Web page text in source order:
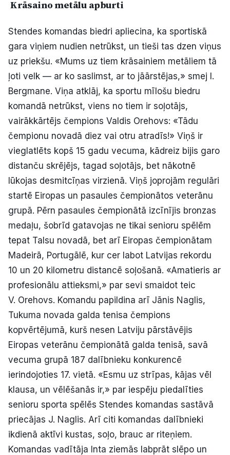
Krāsaino metālu apburti
Stendes komandas biedri apliecina, ka sportiskā
gara viņiem nudien netrūkst, un tieši tas dzen viņus
uz priekšu. «Mums uz tiem krāsainiem metāliem tā
ļoti velk — ar ko saslimst, ar to jāārstējas,» smej I.
Bergmane. Viņa atklāj, ka sportu mīlošu biedru
komandā netrūkst, viens no tiem ir soļotājs,
vairākkārtējs čempions Valdis Orehovs: «Tādu
čempionu novadā diez vai otru atradīs!» Viņš ir
vieglatlēts kopš 15 gadu vecuma, kādreiz bijis garo
distanču skrējējs, tagad soļotājs, bet nākotnē
lūkojas desmitcīņas virzienā. Viņš joprojām regulāri
startē Eiropas un pasaules čempionātos veterānu
grupā. Pērn pasaules čempionātā izcīnījis bronzas
medaļu, šobrīd gatavojas ne tikai senioru spēlēm
tepat Talsu novadā, bet arī Eiropas čempionātam
Madeirā, Portugālē, kur cer labot Latvijas rekordu
10 un 20 kilometru distancē soļošanā. «Amatieris ar
profesionālu attieksmi,» par sevi smaidot teic
V. Orehovs. Komandu papildina arī Jānis Naglis,
Tukuma novada galda tenisa čempions
kopvērtējumā, kurš nesen Latviju pārstāvējis
Eiropas veterānu čempionātā galda tenisā, savā
vecuma grupā 187 dalībnieku konkurencē
ierindojoties 17. vietā. «Esmu uz strīpas, kājas vēl
klausa, un vēlēšanās ir,» par iespēju piedalīties
senioru sporta spēlēs Stendes komandas sastāvā
priecājas J. Naglis. Arī citi komandas dalībnieki
ikdienā aktīvi kustas, soļo, brauc ar riteņiem.
Komandas vadītāja Inta ziemās labprāt slēpo un